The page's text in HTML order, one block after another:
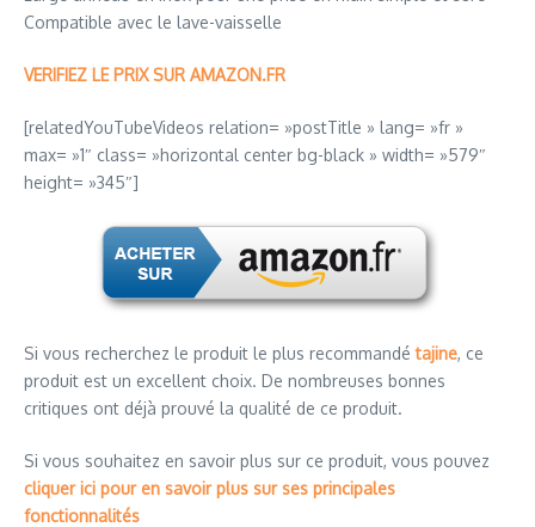
Compatible avec le lave-vaisselle
VERIFIEZ LE PRIX SUR AMAZON.FR
[relatedYouTubeVideos relation= »postTitle » lang= »fr »
max= »1″ class= »horizontal center bg-black » width= »579″
height= »345″]
Si vous recherchez le produit le plus recommandétajine, ce
produit est un excellent choix. De nombreuses bonnes
critiques ont déjà prouvé la qualité de ce produit.
Si vous souhaitez en savoir plus sur ce produit, vous pouvez
cliquer ici pour en savoir plus sur ses principales
fonctionnalités